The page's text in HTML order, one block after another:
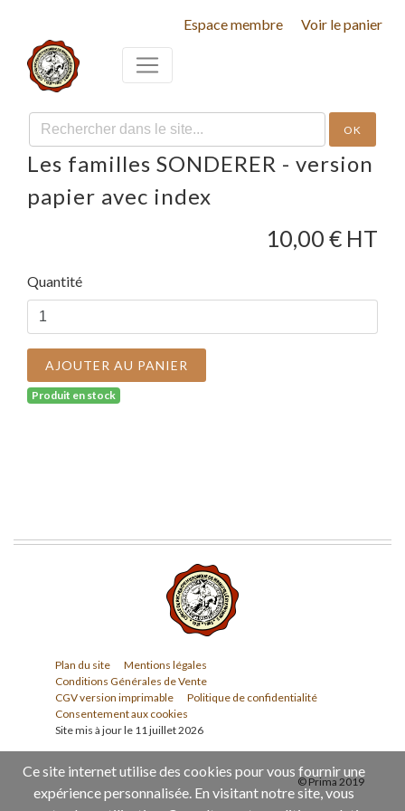
Espace membre Voir le panier
OK
Les familles SONDERER - version
papier avec index
10,00 € HT
Quantité
AJOUTER AU PANIER
Produit en stock
Plan du site
Mentions légales
Conditions Générales de Vente
CGV version imprimable
Politique de confidentialité
Consentement aux cookies
Site mis à jour le 11 juillet 2026
© Prima 2019
Ce site internet utilise des cookies pour vous fournir une
expérience personnalisée. En visitant notre site, vous